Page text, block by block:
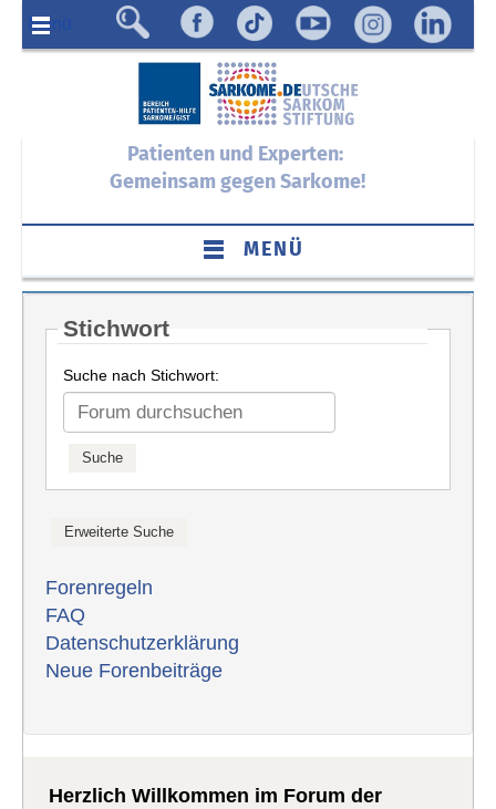
Menü
Patienten und Experten:
Gemeinsam gegen Sarkome!
MENÜ
Stichwort
Suche nach Stichwort:
Forenregeln
FAQ
Datenschutzerklärung
Neue Forenbeiträge
Herzlich Willkommen im Forum der